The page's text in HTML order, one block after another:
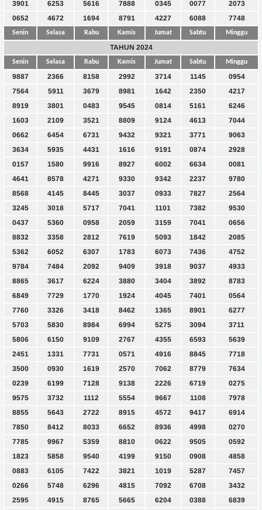
3901 6253 5616 7888 0345 0077
2073
0652
4672 1694 8791 4227 6088 7748
Senin Selasa Rabu Kamis Jumat Sabtu Minggu
TAHUN 2024
Senin Selasa Rabu Kamis Jumat Sabtu Minggu
9887 2366 8158 2992 3714 1145
0954
7564
5911 3679 8981 1642 2350
4217
8919
3801 0483 9545 0814 5161
6246
1603
2109 3521 8809 9124 4613
7044
0662
6454 6731 9432 9321 3771
9063
3634
5935 4431 1616 9191 0874
2928
0157
1580 9916 8927 6002 6634
0081
4641
8578 4271 9330 9342 2237
9780
8568
4145 8445 3037 0933 7827
2564
3245
3018 5717 7041 1101 7382
9530
0437
5360 0958 2059 3159 7041
0656
8832
3358 2812 7619 5093 1842
2085
5362
6052 6307 1783 6073 7436
4752
9784
7484 2092 9409 3918 9037
4933
8865
3617 6224 3880 3404 3892
8783
6849
7729 1770 1924 4045 7401
0564
7760
3326 3418 8462 1365 8901
6277
5703
5830 8984 6994 5275 3094
3711
5806
6150 9109 2767 4355 6593
5639
2451
1331 7731 0571 4916 8845
7718
3500
0930 1619 2570 7062 8779
7634
0239
6199 7128 9138 2226 6719
0275
9575
3732 1112 5554 9667 1108
7978
8855
5643 2722 8915 4572 9417
6914
7850
8412 8033 6652 8936 4998
0270
7785
9967 5359 8810 0622 9505
0592
1823
5858 9540 4199 9150 0908
4858
0883
6105 7422 3821 1019 5287
7457
0266
5748 6296 4815 7092 6708
3432
2595
4915 8765 5665 6204 0388
6839